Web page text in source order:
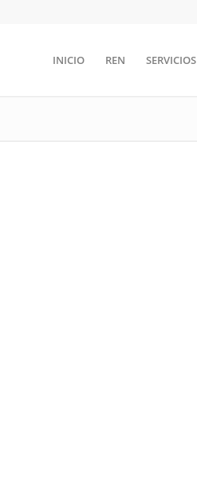
INICIO REN SERVICIOS